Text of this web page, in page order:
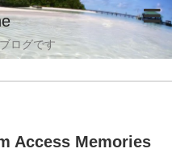
ログです
Access Memories